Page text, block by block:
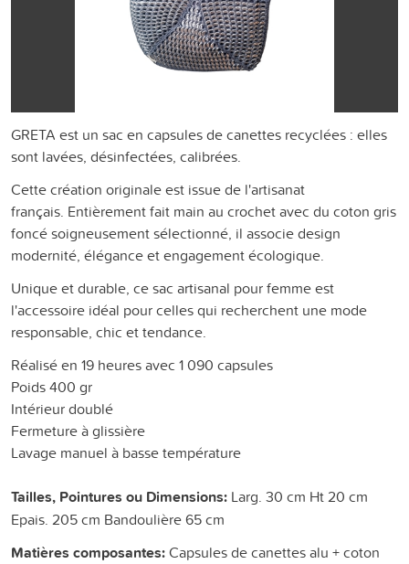
GRETA est un sac en capsules de canettes recyclées : elles
sont lavées, désinfectées, calibrées.
Cette création originale est issue de l'artisanat
français. Entièrement fait main au crochet avec du coton gris
foncé soigneusement sélectionné, il associe design
modernité, élégance et engagement écologique.
Unique et durable, ce sac artisanal pour femme est
l'accessoire idéal pour celles qui recherchent une mode
responsable, chic et tendance.
Réalisé en 19 heures avec 1 090 capsules
Poids 400 gr
Intérieur doublé
Fermeture à glissière
Lavage manuel à basse température
Tailles, Pointures ou Dimensions: Larg. 30 cm Ht 20 cm
Epais. 205 cm Bandoulière 65 cm
Matières composantes:Capsules de canettes alu + coton